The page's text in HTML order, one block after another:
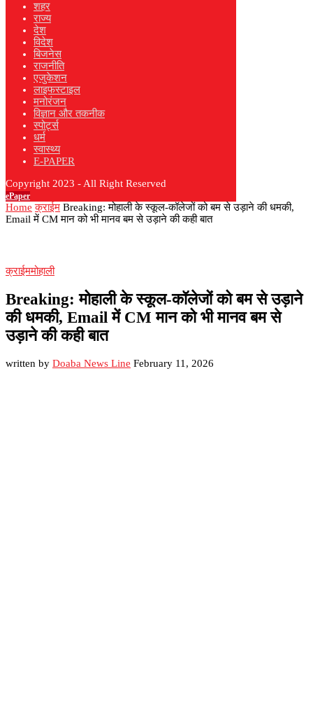
शहर
राज्य
देश
विदेश
बिजनेस
राजनीति
एजुकेशन
लाइफस्टाइल
मनोरंजन
विज्ञान और तकनीक
स्पोर्ट्स
धर्म
स्वास्थ्य
E-PAPER
Copyright 2023 - All Right Reserved
ePaper
Home क्राईम Breaking: मोहाली के स्कूल-कॉलेजों को बम से उड़ाने की धमकी,
Email में CM मान को भी मानव बम से उड़ाने की कही बात
क्राईममोहाली
Breaking: मोहाली के स्कूल-कॉलेजों को बम से उड़ाने
की धमकी, Email में CM मान को भी मानव बम से
उड़ाने की कही बात
written by Doaba News Line February 11, 2026